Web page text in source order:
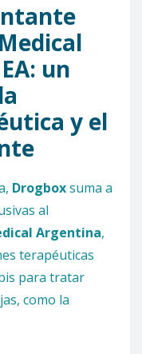
un
y el
Drogboxsuma a
al
Argentina,
terapéuticas
para tratar
como la